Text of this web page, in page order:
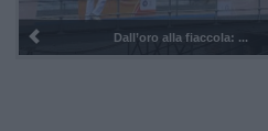
I 100 anni del Corpo Musicale di